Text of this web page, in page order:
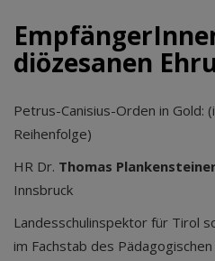
diözesanen
Petrus-Canisius-Orden in Gold:
Reihenfolge)
HR Dr. Thomas
Innsbruck
Landesschulinspektor für Tirol
im Fachstab des